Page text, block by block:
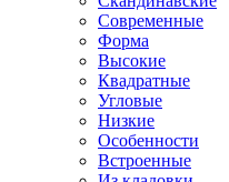
Современные
Форма
Высокие
Квадратные
Угловые
Низкие
Особенности
Встроенные